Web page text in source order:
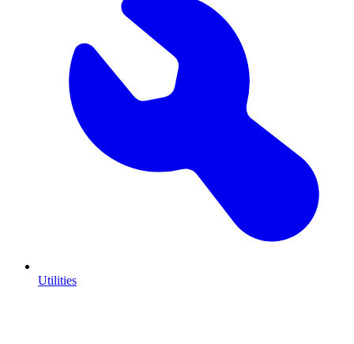
Utilities